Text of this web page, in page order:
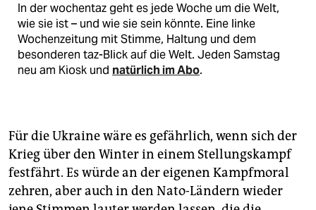
In der wochentaz geht es jede Woche um die Welt,
wie sie ist – und wie sie sein könnte. Eine linke
Wochenzeitung mit Stimme, Haltung und dem
besonderen taz-Blick auf die Welt. Jeden Samstag
neu am Kiosk und natürlich im Abo.
Für die Ukraine wäre es gefährlich, wenn sich der
Krieg über den Winter in einem Stellungskampf
festfährt. Es würde an der eigenen Kampfmoral
zehren, aber auch in den Nato-Ländern wieder